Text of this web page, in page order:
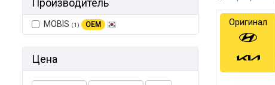
Производитель
MOBIS (1) OEM
Цена
Оригинал